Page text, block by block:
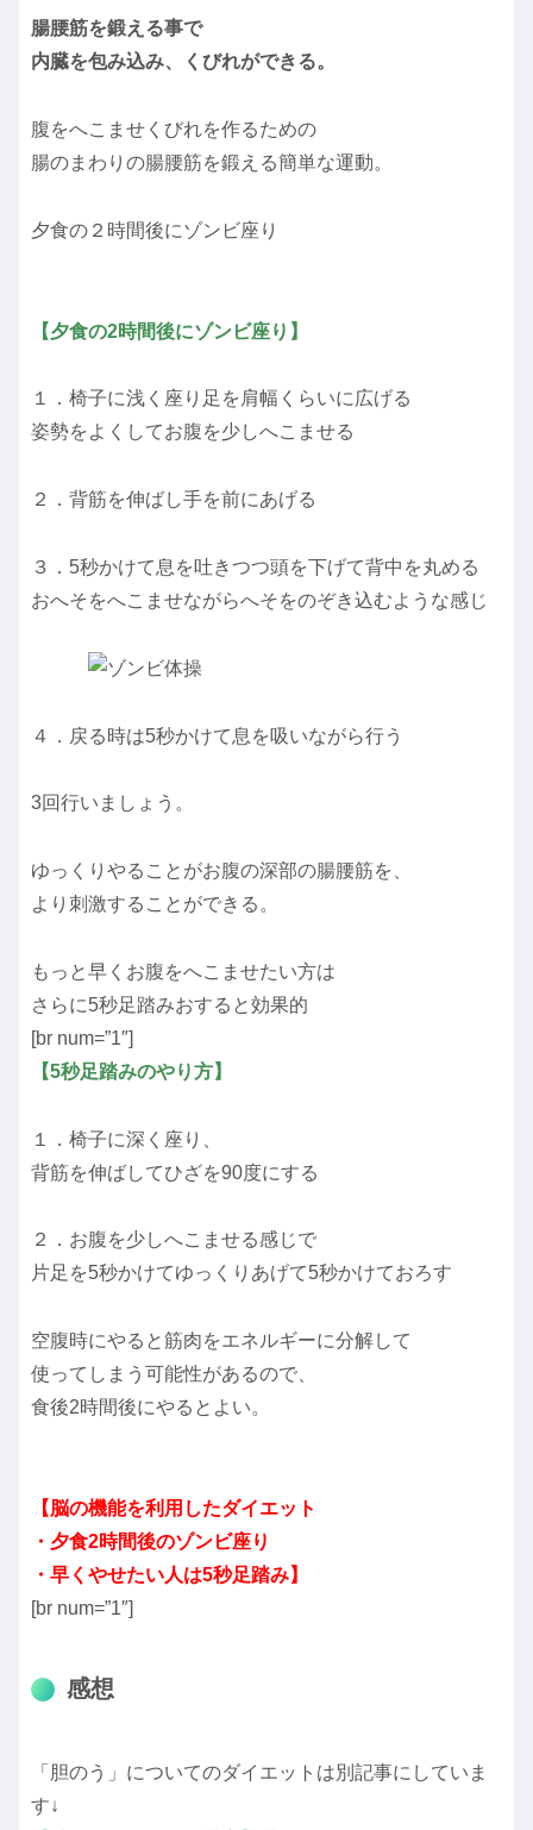
腸腰筋を鍛える事で
内臓を包み込み、くびれができる。
腹をへこませくびれを作るための
腸のまわりの腸腰筋を鍛える簡単な運動。
夕食の２時間後にゾンビ座り
【夕食の2時間後にゾンビ座り】
１．椅子に浅く座り足を肩幅くらいに広げる
姿勢をよくしてお腹を少しへこませる
２．背筋を伸ばし手を前にあげる
３．5秒かけて息を吐きつつ頭を下げて背中を丸める
おへそをへこませながらへそをのぞき込むような感じ
４．戻る時は5秒かけて息を吸いながら行う
3回行いましょう。
ゆっくりやることがお腹の深部の腸腰筋を、
より刺激することができる。
もっと早くお腹をへこませたい方は
さらに5秒足踏みおすると効果的
[br num=”1″]
【5秒足踏みのやり方】
１．椅子に深く座り、
背筋を伸ばしてひざを90度にする
２．お腹を少しへこませる感じで
片足を5秒かけてゆっくりあげて5秒かけておろす
空腹時にやると筋肉をエネルギーに分解して
使ってしまう可能性があるので、
食後2時間後にやるとよい。
【脳の機能を利用したダイエット
・夕食2時間後のゾンビ座り
・早くやせたい人は5秒足踏み】
[br num=”1″]
感想
「胆のう」についてのダイエットは別記事にしていま
す↓